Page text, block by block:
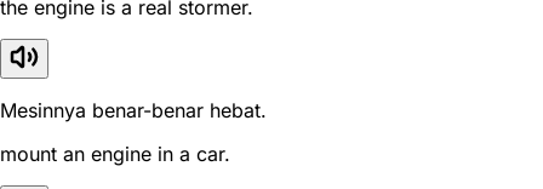
the engine is a real stormer.
Mesinnya benar-benar hebat.
mount an engine in a car.